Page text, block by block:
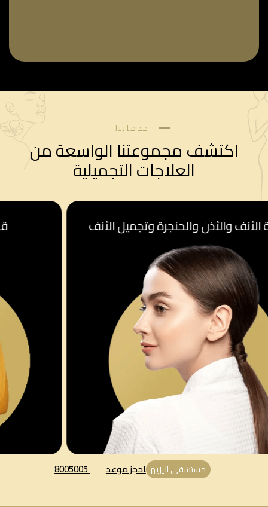
خدماتنا
اكتشف مجموعتنا الواسعة من
العلاجات التجميلية
قسم أمراض النساء والولادة
مستشفى اليزيه احجز موعد 8005005